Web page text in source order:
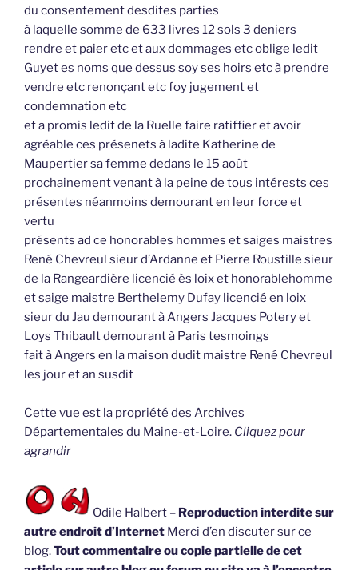
du consentement desdites parties
à laquelle somme de 633 livres 12 sols 3 deniers
rendre et paier etc et aux dommages etc oblige ledit
Guyet es noms que dessus soy ses hoirs etc à prendre
vendre etc renonçant etc foy jugement et
condemnation etc
et a promis ledit de la Ruelle faire ratiffier et avoir
agréable ces présenets à ladite Katherine de
Maupertier sa femme dedans le 15 août
prochainement venant à la peine de tous intérests ces
présentes néanmoins demourant en leur force et
vertu
présents ad ce honorables hommes et saiges maistres
René Chevreul sieur d’Ardanne et Pierre Roustille sieur
de la Rangeardière licencié ès loix et honorablehomme
et saige maistre Berthelemy Dufay licencié en loix
sieur du Jau demourant à Angers Jacques Potery et
Loys Thibault demourant à Paris tesmoings
fait à Angers en la maison dudit maistre René Chevreul
les jour et an susdit
Cette vue est la propriété des Archives
Départementales du Maine-et-Loire. Cliquez pour
agrandir
Odile Halbert – Reproduction interdite sur
autre endroit d’Internet Merci d’en discuter sur ce
blog.Tout commentaire ou copie partielle de cet